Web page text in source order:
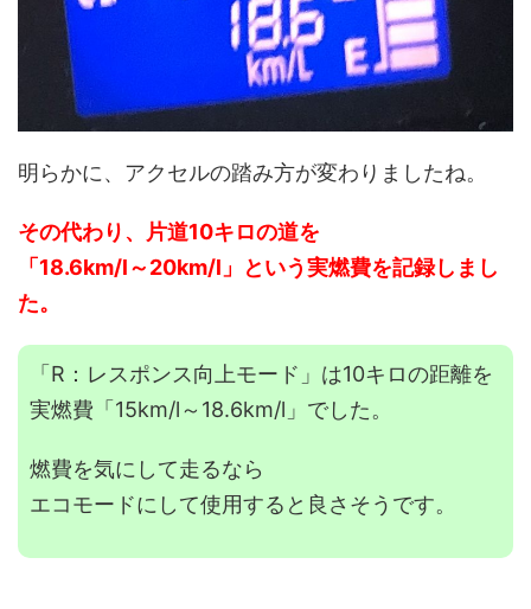
明らかに、アクセルの踏み方が変わりましたね。
その代わり、片道10キロの道を
「18.6km/l～20km/l」という実燃費を記録しまし
た。
「R：レスポンス向上モード」は10キロの距離を
実燃費「15km/l～18.6km/l」でした。
燃費を気にして走るなら
エコモードにして使用すると良さそうです。